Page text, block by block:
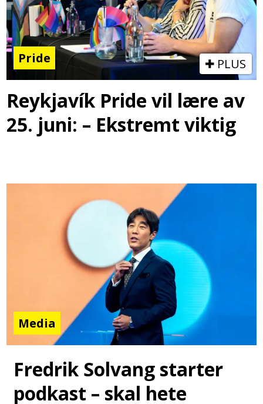
Pride PLUS
Reykjavík Pride vil lære av
25. juni: – Ekstremt viktig
Media
Fredrik Solvang starter
podkast – skal hete